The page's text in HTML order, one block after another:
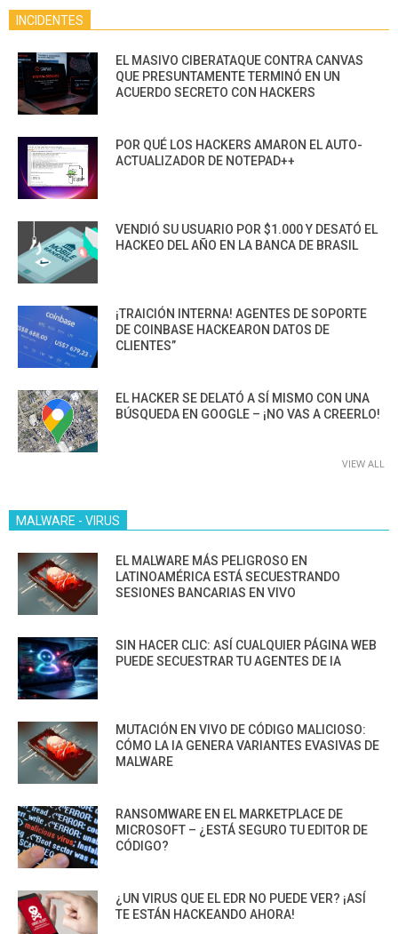
INCIDENTES
EL MASIVO CIBERATAQUE CONTRA CANVAS
QUE PRESUNTAMENTE TERMINÓ EN UN
ACUERDO SECRETO CON HACKERS
POR QUÉ LOS HACKERS AMARON EL AUTO-
ACTUALIZADOR DE NOTEPAD++
VENDIÓ SU USUARIO POR $1.000 Y DESATÓ EL
HACKEO DEL AÑO EN LA BANCA DE BRASIL
¡TRAICIÓN INTERNA! AGENTES DE SOPORTE
DE COINBASE HACKEARON DATOS DE
CLIENTES”
EL HACKER SE DELATÓ A SÍ MISMO CON UNA
BÚSQUEDA EN GOOGLE – ¡NO VAS A CREERLO!
VIEW ALL
MALWARE - VIRUS
EL MALWARE MÁS PELIGROSO EN
LATINOAMÉRICA ESTÁ SECUESTRANDO
SESIONES BANCARIAS EN VIVO
SIN HACER CLIC: ASÍ CUALQUIER PÁGINA WEB
PUEDE SECUESTRAR TU AGENTES DE IA
MUTACIÓN EN VIVO DE CÓDIGO MALICIOSO:
CÓMO LA IA GENERA VARIANTES EVASIVAS DE
MALWARE
RANSOMWARE EN EL MARKETPLACE DE
MICROSOFT – ¿ESTÁ SEGURO TU EDITOR DE
CÓDIGO?
¿UN VIRUS QUE EL EDR NO PUEDE VER? ¡ASÍ
TE ESTÁN HACKEANDO AHORA!